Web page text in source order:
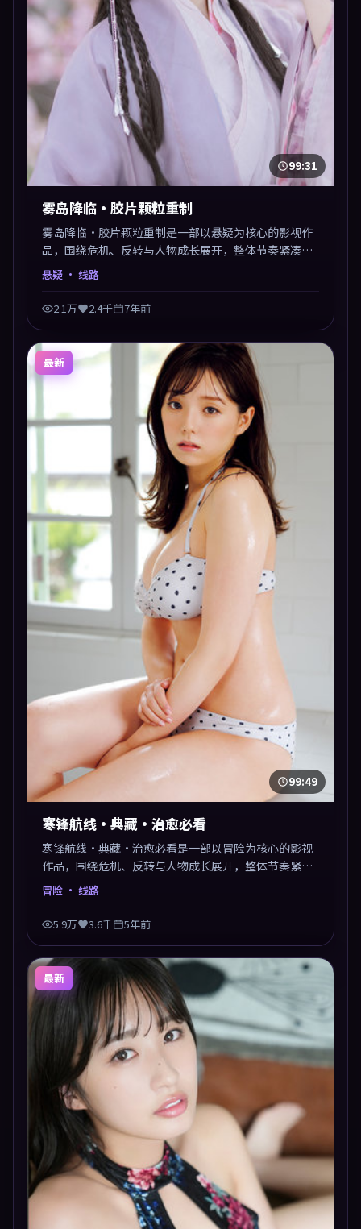
99:31
雾岛降临·胶片颗粒重制
雾岛降临·胶片颗粒重制是一部以悬疑为核心的影视作
品，围绕危机、反转与人物成长展开，整体节奏紧凑，
值得推荐观看。
悬疑 · 线路
2.1万 2.4千 7年前
最新
99:49
寒锋航线·典藏·治愈必看
寒锋航线·典藏·治愈必看是一部以冒险为核心的影视
作品，围绕危机、反转与人物成长展开，整体节奏紧
凑，值得推荐观看。
冒险 · 线路
5.9万 3.6千 5年前
最新